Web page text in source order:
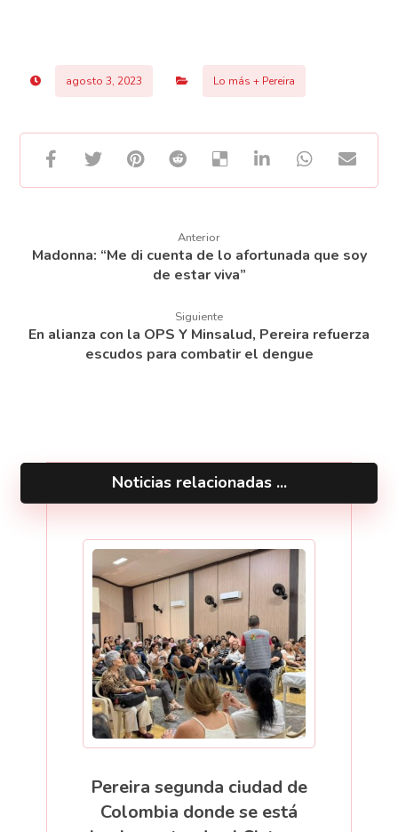
agosto 3, 2023 Lo más + Pereira
Anterior
Madonna: “Me di cuenta de lo afortunada que soy
de estar viva”
Siguiente
En alianza con la OPS Y Minsalud, Pereira refuerza
escudos para combatir el dengue
Noticias relacionadas ...
Pereira segunda ciudad de
Colombia donde se está